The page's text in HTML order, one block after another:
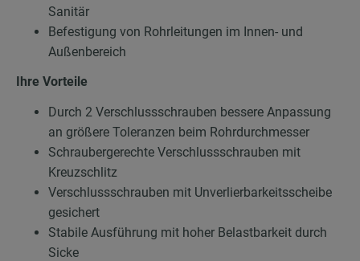
Sanitär
Befestigung von Rohrleitungen im Innen- und
Außenbereich
Ihre Vorteile
Durch 2 Verschlussschrauben bessere Anpassung
an größere Toleranzen beim Rohrdurchmesser
Schraubergerechte Verschlussschrauben mit
Kreuzschlitz
Verschlussschrauben mit Unverlierbarkeitsscheibe
gesichert
Stabile Ausführung mit hoher Belastbarkeit durch
Sicke